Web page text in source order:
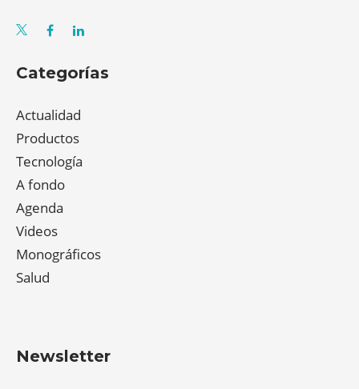
Categorías
Actualidad
Productos
Tecnología
A fondo
Agenda
Videos
Monográficos
Salud
Newsletter